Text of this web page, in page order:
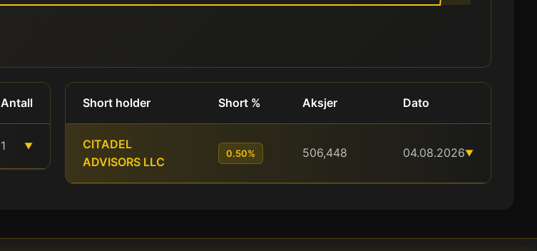
Antall
1 ▼
Short holder Short % Aksjer Dato
CITADEL
ADVISORS LLC
0.50% 506,448 04.08.2026▼